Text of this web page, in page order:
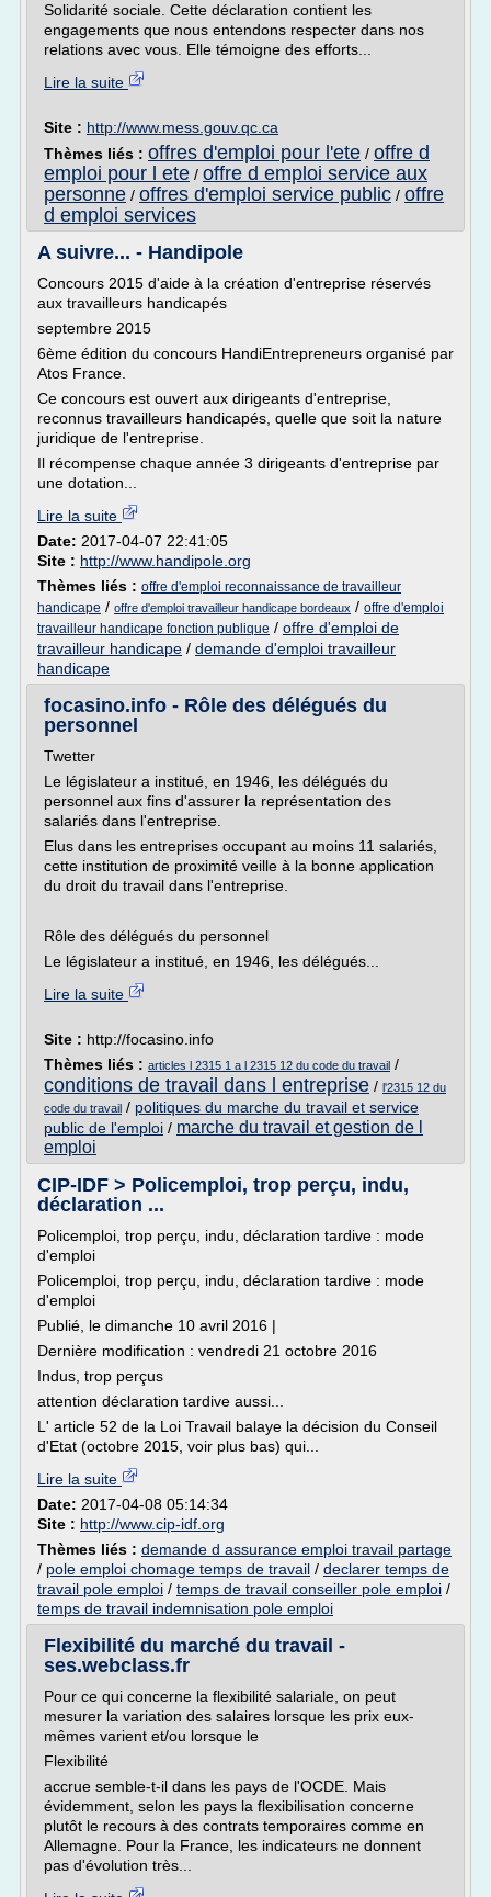
Solidarité sociale. Cette déclaration contient les
engagements que nous entendons respecter dans nos
relations avec vous. Elle témoigne des efforts...
Lire la suite
Site : http://www.mess.gouv.qc.ca
Thèmes liés : offres d'emploi pour l'ete / offre d
emploi pour l ete / offre d emploi service aux
personne / offres d'emploi service public / offre
d emploi services
A suivre... - Handipole
Concours 2015 d'aide à la création d'entreprise réservés
aux travailleurs handicapés
septembre 2015
6ème édition du concours HandiEntrepreneurs organisé par
Atos France.
Ce concours est ouvert aux dirigeants d'entreprise,
reconnus travailleurs handicapés, quelle que soit la nature
juridique de l'entreprise.
Il récompense chaque année 3 dirigeants d'entreprise par
une dotation...
Lire la suite
Date: 2017-04-07 22:41:05
Site : http://www.handipole.org
Thèmes liés : offre d'emploi reconnaissance de travailleur
handicape / offre d'emploi travailleur handicape bordeaux / offre d'emploi
travailleur handicape fonction publique / offre d'emploi de
travailleur handicape / demande d'emploi travailleur
handicape
focasino.info - Rôle des délégués du
personnel
Twetter
Le législateur a institué, en 1946, les délégués du
personnel aux fins d'assurer la représentation des
salariés dans l'entreprise.
Elus dans les entreprises occupant au moins 11 salariés,
cette institution de proximité veille à la bonne application
du droit du travail dans l'entreprise.
Rôle des délégués du personnel
Le législateur a institué, en 1946, les délégués...
Lire la suite
Site : http://focasino.info
Thèmes liés : articles l 2315 1 a l 2315 12 du code du travail /
conditions de travail dans l entreprise / l'2315 12 du
code du travail / politiques du marche du travail et service
public de l'emploi / marche du travail et gestion de l
emploi
CIP-IDF > Policemploi, trop perçu, indu,
déclaration ...
Policemploi, trop perçu, indu, déclaration tardive : mode
d'emploi
Policemploi, trop perçu, indu, déclaration tardive : mode
d'emploi
Publié, le dimanche 10 avril 2016 |
Dernière modification : vendredi 21 octobre 2016
Indus, trop perçus
attention déclaration tardive aussi...
L' article 52 de la Loi Travail balaye la décision du Conseil
d'Etat (octobre 2015, voir plus bas) qui...
Lire la suite
Date: 2017-04-08 05:14:34
Site : http://www.cip-idf.org
Thèmes liés : demande d assurance emploi travail partage
/ pole emploi chomage temps de travail / declarer temps de
travail pole emploi / temps de travail conseiller pole emploi /
temps de travail indemnisation pole emploi
Flexibilité du marché du travail -
ses.webclass.fr
Pour ce qui concerne la flexibilité salariale, on peut
mesurer la variation des salaires lorsque les prix eux-
mêmes varient et/ou lorsque le
Flexibilité
accrue semble-t-il dans les pays de l'OCDE. Mais
évidemment, selon les pays la flexibilisation concerne
plutôt le recours à des contrats temporaires comme en
Allemagne. Pour la France, les indicateurs ne donnent
pas d'évolution très...